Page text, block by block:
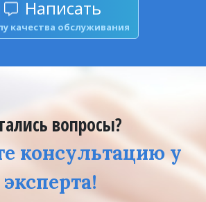
Написать
качества обслуживания
вопросы?
консультацию у
эксперта!